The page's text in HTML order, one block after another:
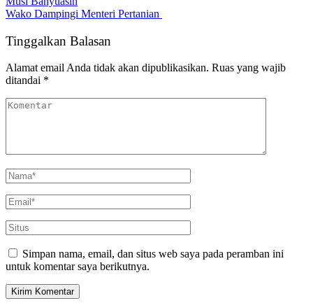
Wako Dampingi Menteri Pertanian
Tinggalkan Balasan
Alamat email Anda tidak akan dipublikasikan. Ruas yang wajib
ditandai *
Simpan nama, email, dan situs web saya pada peramban ini
untuk komentar saya berikutnya.